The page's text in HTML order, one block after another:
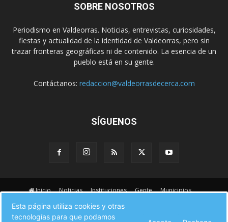
SOBRE NOSOTROS
Periodismo en Valdeorras. Noticias, entrevistas, curiosidades,
fiestas y actualidad de la identidad de Valdeorras, pero sin
trazar fronteras geográficas ni de contenido. La esencia de un
pueblo está en su gente.
Contáctanos: redaccion@valdeorrasdecerca.com
SÍGUENOS
Inicio Noticias Instituciones Gente
Municipios
Turismo en Valdeorras
CAMINO DE INVIERNO
Esta página utiliza cookies y otras
tecnologías para que podamos